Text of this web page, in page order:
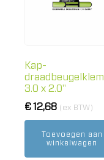
Kap-
draadbeugelklem
3.0 x 2.0"
€12,68 (ex BTW)
Toevoegen aan
winkelwagen